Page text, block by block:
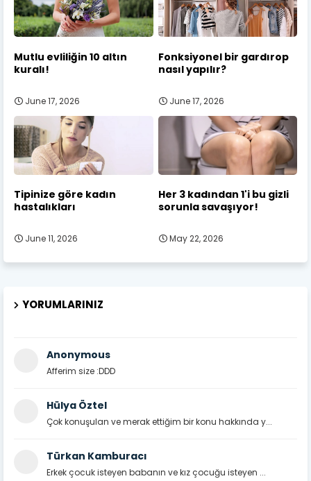
Mutlu evliliğin 10 altın
kuralı!
June 17, 2026
Fonksiyonel bir gardırop
nasıl yapılır?
June 17, 2026
Tipinize göre kadın
hastalıkları
June 11, 2026
Her 3 kadından 1'i bu gizli
sorunla savaşıyor!
May 22, 2026
YORUMLARINIZ
Anonymous
Afferim size :DDD
Hülya Öztel
Çok konuşulan ve merak ettiğim bir konu hakkında y...
Türkan Kamburacı
Erkek çocuk isteyen babanın ve kız çocuğu isteyen ...